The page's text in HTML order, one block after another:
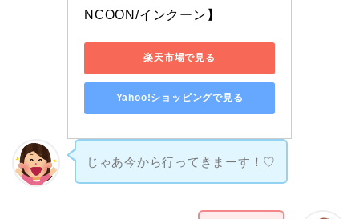
NCOON/インクーン】
楽天市場で見る
Yahoo!ショッピングで見る
じゃあ今から行ってきまーす！♡